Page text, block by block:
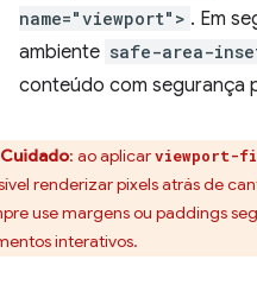
name="viewport"> . Em
ambiente safe-area-
conteúdo com segurança
Cuidado: ao aplicarviewport-
renderizar pixels atrás de
use margens ou paddings
interativos.